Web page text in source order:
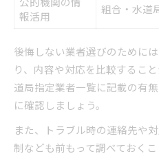
報活用
組合・水道
後悔しない業者選びのために
り、内容や対応を比較するこ
道局指定業者一覧に記載の有
に確認しましょう。
また、トラブル時の連絡先や
制なども前もって調べておく